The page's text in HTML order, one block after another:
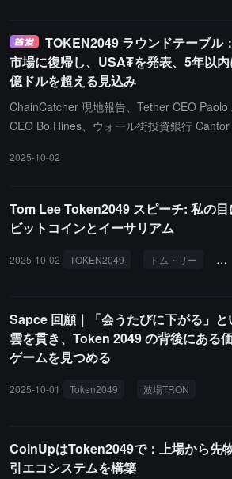
きかを示しました。イーサリアム財団共同執
ak は、財団の目標として来年 3 月にはガス
性があり、計算能力が約 3 倍向上すること
ました。彼は L1 と L2 が相互に促進し合う
し、特定の市場に向けたより多くのカスタ
を奨励しました。EigenCloud 創業者
ェントが約束通りに実行することをどう確保
うに責任を問うかが重要な問題になります
できることを紹介し、完全に決定論的な AI
どのチェーンを選ぶかを心配する必要はな
とに集中すべきだと一致して提案しました
が整っている今、より野心的なアプリケー
体の経済システムを覆すことが求められてい
TOKEN2049 ラウンドテーブル
市場に復帰し、USA₮を発表、5年以
億ドルを超える見込み
ChainCatcher 現地報告、Tether CEO
CEO Bo Hines、ウォール街投資銀行
uley が TOKEN 2049 会議に出席し、「
用可能になることを強調し、非中央集権的
通じて1対1の交換が可能になり、ユーザー
供すると述べました。彼は未来に対して自
総額が5年以内に1000億ドルを超えると予測
間違いなくステーブルコインを使用すると
Layer 2ソリューションがこの成長規模を完
ないと認め、Tetherがインフラ層での深い
に非常に楽観的です。彼は財務省が予測した
います。彼は USA₮ の独自の価値は、完全
のステーブルコイン製品であり、既存の銀行
2025-10-02
Tom Lee Token2049 スピーチ: 私の目
ビットコインとイーサリアム
2025-10-02 TOKEN2049 トム・リー
Sapce 回顧｜「会うたびに下がる」と
雲を貫き、Token 2049 の背後にある
ゲームを見つめる
2025-10-01 Token2049 波場TRON
CoinUpはToken2049で：上場から先
引エコシステムを構築